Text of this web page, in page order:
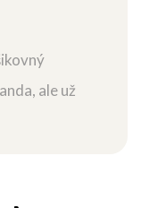
ale už